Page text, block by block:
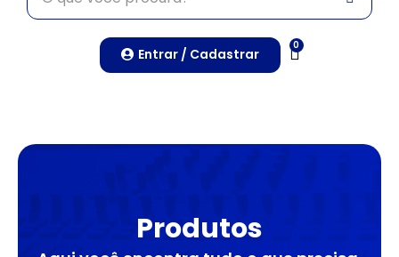
Entrar / Cadastrar
0
Produtos